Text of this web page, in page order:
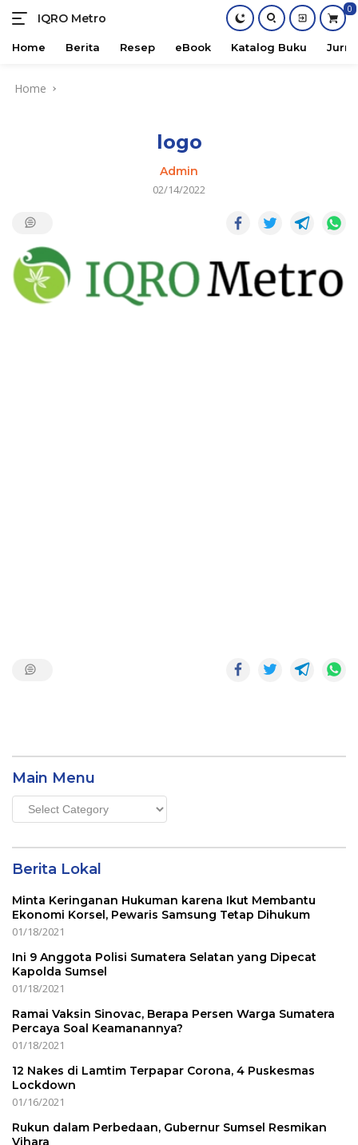
IQRO Metro
Lets
Bright
0
Home Berita Resep eBook Katalog Buku
Home
logo
Admin
02/14/2022
Main Menu
Main
Menu
Berita Lokal
Minta Keringanan Hukuman karena Ikut Membantu
Ekonomi Korsel, Pewaris Samsung Tetap Dihukum
01/18/2021
Ini 9 Anggota Polisi Sumatera Selatan yang Dipecat
Kapolda Sumsel
01/18/2021
Ramai Vaksin Sinovac, Berapa Persen Warga Sumatera
Percaya Soal Keamanannya?
01/18/2021
12 Nakes di Lamtim Terpapar Corona, 4 Puskesmas
Lockdown
01/16/2021
Rukun dalam Perbedaan, Gubernur Sumsel Resmikan
Vihara